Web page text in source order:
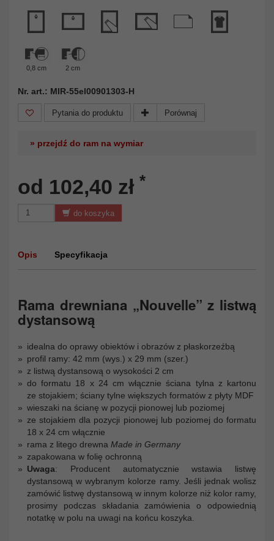
0,8 cm 2 cm
Nr. art.: MIR-55el00901303-H
Pytania do produktu Porównaj
» przejdź do ram na wymiar
od 102,40 zł *
do koszyka
Opis Specyfikacja
Rama drewniana „Nouvelle” z listwą
dystansową
idealna do oprawy obiektów i obrazów z płaskorzeźbą
profil ramy: 42 mm (wys.) x 29 mm (szer.)
z listwą dystansową o wysokości 2 cm
do formatu 18 x 24 cm włącznie ściana tylna z kartonu
ze stojakiem; ściany tylne większych formatów z płyty MDF
wieszaki na ścianę w pozycji pionowej lub poziomej
ze stojakiem dla pozycji pionowej lub poziomej do formatu
18 x 24 cm włącznie
rama z litego drewna Made in Germany
zapakowana w folię ochronną
Uwaga: Producent automatycznie wstawia listwę
dystansową w wybranym kolorze ramy. Jeśli jednak wolisz
zamówić listwę dystansową w innym kolorze niż kolor ramy,
prosimy podczas składania zamówienia o odpowiednią
notatkę w polu na uwagi na końcu koszyka.